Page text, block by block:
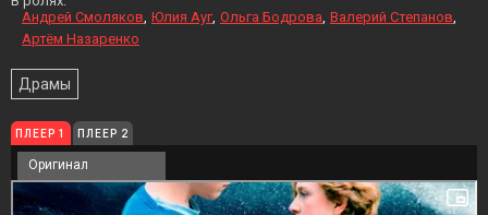
Андрей Смоляков Юлия Ауг Ольга Бодрова Валерий Степанов
Артём Назаренко
Драмы
ПЛЕЕР 1 ПЛЕЕР 2
Оригинал